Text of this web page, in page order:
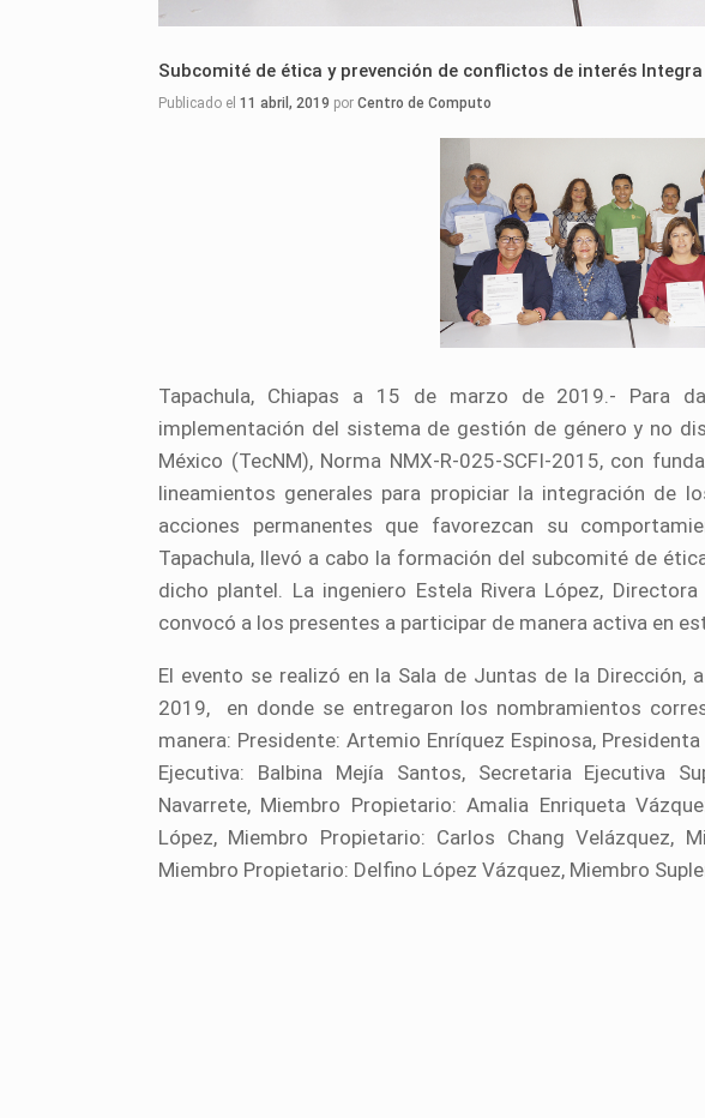
Subcomité de ética y prevención de conflictos de interés
Publicado el 11 abril, 2019 por Centro de Computo
Tapachula, Chiapas a 15 de marzo de 2019.- Para
implementación del sistema de gestión de género y no
México (TecNM), Norma NMX-R-025-SCFI-2015, con
lineamientos generales para propiciar la integración de
acciones permanentes que favorezcan su
Tapachula, llevó a cabo la formación del subcomité de
dicho plantel. La ingeniero Estela Rivera López,
convocó a los presentes a participar de manera activa en
El evento se realizó en la Sala de Juntas de la
2019, en donde se entregaron los nombramientos
manera: Presidente: Artemio Enríquez Espinosa,
Ejecutiva: Balbina Mejía Santos, Secretaria Ejecutiva
Navarrete, Miembro Propietario: Amalia Enriqueta
López, Miembro Propietario: Carlos Chang Velázquez,
Miembro Propietario: Delfino López Vázquez, Miembro